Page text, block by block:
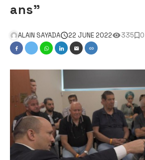
ans”
ALAIN SAYADA 22 JUNE 2022 335